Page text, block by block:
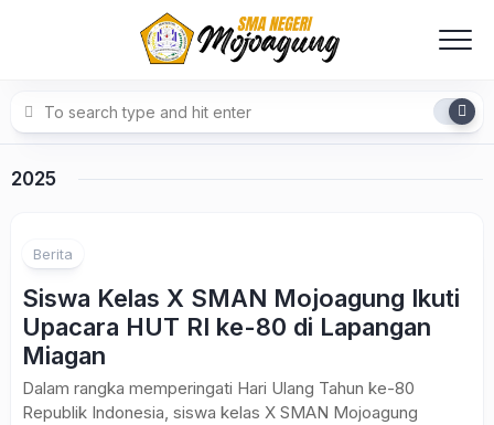
2025
Berita
Siswa Kelas X SMAN Mojoagung Ikuti
Upacara HUT RI ke-80 di Lapangan
Miagan
Dalam rangka memperingati Hari Ulang Tahun ke-80
Republik Indonesia, siswa kelas X SMAN Mojoagung